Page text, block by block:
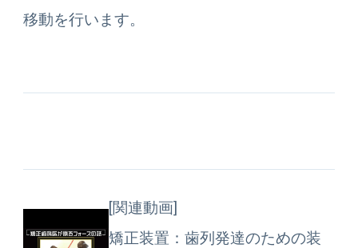
移動を行います。
[関連動画]
矯正装置：歯列発達のための装